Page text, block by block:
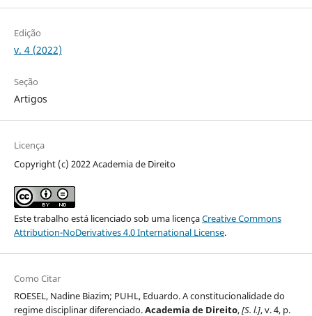
Edição
v. 4 (2022)
Seção
Artigos
Licença
Copyright (c) 2022 Academia de Direito
Este trabalho está licenciado sob uma licençaCreative Commons
Attribution-NoDerivatives 4.0 International License.
Como Citar
ROESEL, Nadine Biazim; PUHL, Eduardo. A constitucionalidade do
regime disciplinar diferenciado.Academia de Direito,[S. l.], v. 4, p.